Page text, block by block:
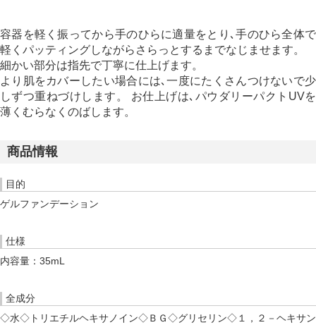
容器を軽く振ってから手のひらに適量をとり､手のひら全体で
軽くパッティングしながらさらっとするまでなじませます。
細かい部分は指先で丁寧に仕上げます。
より肌をカバーしたい場合には､一度にたくさんつけないで少
しずつ重ねづけします。 お仕上げは､パウダリーパクトUVを
薄くむらなくのばします。
商品情報
目的
ゲルファンデーション
仕様
内容量：35mL
全成分
◇水◇トリエチルヘキサノイン◇ＢＧ◇グリセリン◇１，２－ヘキサン